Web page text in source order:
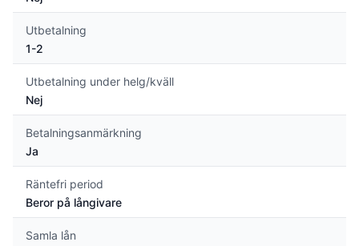
Utbetalning
1-2
Utbetalning under helg/kväll
Nej
Betalningsanmärkning
Ja
Räntefri period
Beror på långivare
Samla lån